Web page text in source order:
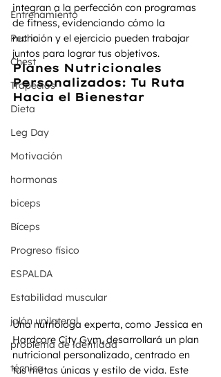
Entrenamiento
Pecho
Chest
Trapecios
Dieta
Leg Day
Motivación
hormonas
biceps
Bíceps
Progreso físico
ESPALDA
Estabilidad muscular
jalón unilateral
problema de identidad
técnica
integran a la perfección con programas
de fitness, evidenciando cómo la
nutrición y el ejercicio pueden trabajar
juntos para lograr tus objetivos.
Planes Nutricionales
Personalizados: Tu Ruta
Hacia el Bienestar
Una nutrióloga experta, como Jessica en
Hardcore City Gym, desarrollará un plan
nutricional personalizado, centrado en
tus metas únicas y estilo de vida. Este